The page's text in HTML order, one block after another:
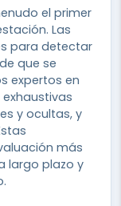
el primer
Las
para detectar
que se
expertos en
y ocultas, y
más
largo plazo y